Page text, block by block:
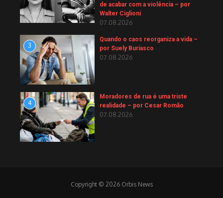
de acabar com a violência – por
Walter Ciglioni
07.08.2026
3
Quando o caos reorganiza a vida –
por Suely Buriasco
07.08.2026
4
Moradores de rua é uma triste
realidade – por Cesar Romão
07.08.2026
Copyright © 2026 Orbis News